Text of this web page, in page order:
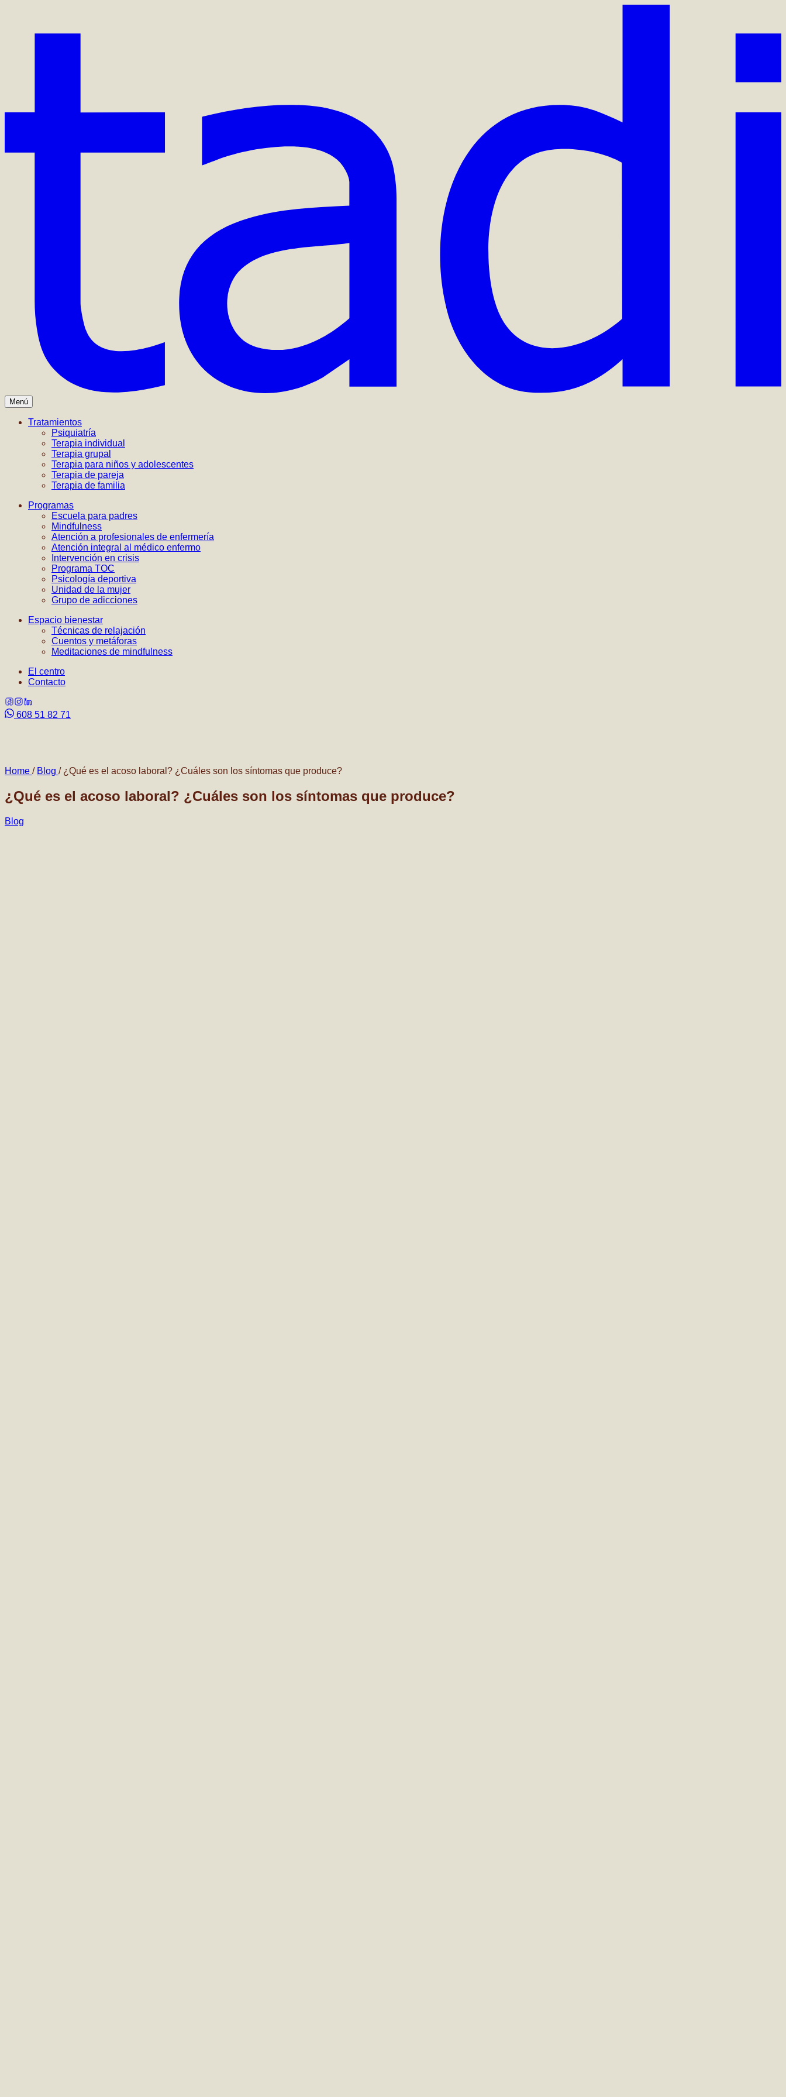
Menú
Tratamientos
Psiquiatría
Terapia individual
Terapia grupal
Terapia para niños y adolescentes
Terapia de pareja
Terapia de familia
Programas
Escuela para padres
Mindfulness
Atención a profesionales de enfermería
Atención integral al médico enfermo
Intervención en crisis
Programa TOC
Psicología deportiva
Unidad de la mujer
Grupo de adicciones
Espacio bienestar
Técnicas de relajación
Cuentos y metáforas
Meditaciones de mindfulness
El centro
Contacto
608 51 82 71
Home / Blog / ¿Qué es el acoso laboral? ¿Cuáles son los síntomas que produce?
¿Qué es el acoso laboral? ¿Cuáles son los síntomas que produce?
Blog